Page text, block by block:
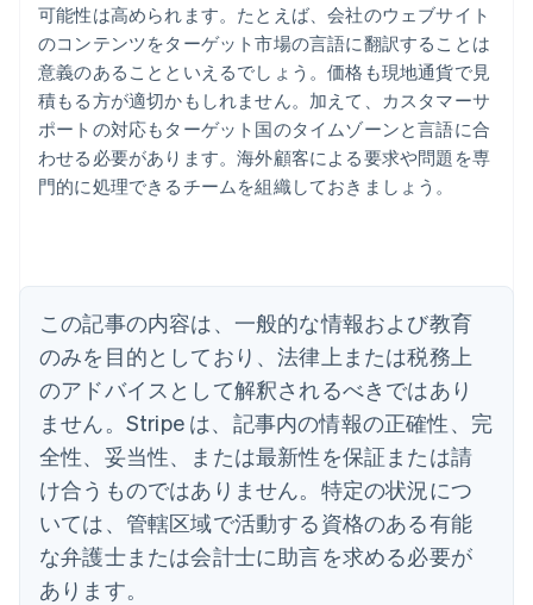
可能性は高められます。たとえば、会社のウェブサイト
のコンテンツをターゲット市場の言語に翻訳することは
意義のあることといえるでしょう。価格も現地通貨で見
積もる方が適切かもしれません。加えて、カスタマーサ
ポートの対応もターゲット国のタイムゾーンと言語に合
わせる必要があります。海外顧客による要求や問題を専
門的に処理できるチームを組織しておきましょう。
この記事の内容は、一般的な情報および教育
のみを目的としており、法律上または税務上
のアドバイスとして解釈されるべきではあり
ません。Stripe は、記事内の情報の正確性、完
全性、妥当性、または最新性を保証または請
け合うものではありません。特定の状況につ
いては、管轄区域で活動する資格のある有能
な弁護士または会計士に助言を求める必要が
あります。
アイルランド
English
アメリカ
イギリス
イタリア
Italiano English
インド
English
エストニア
English
オーストラリア
English
オーストリア
Deutsch English
オランダ
Nederlands